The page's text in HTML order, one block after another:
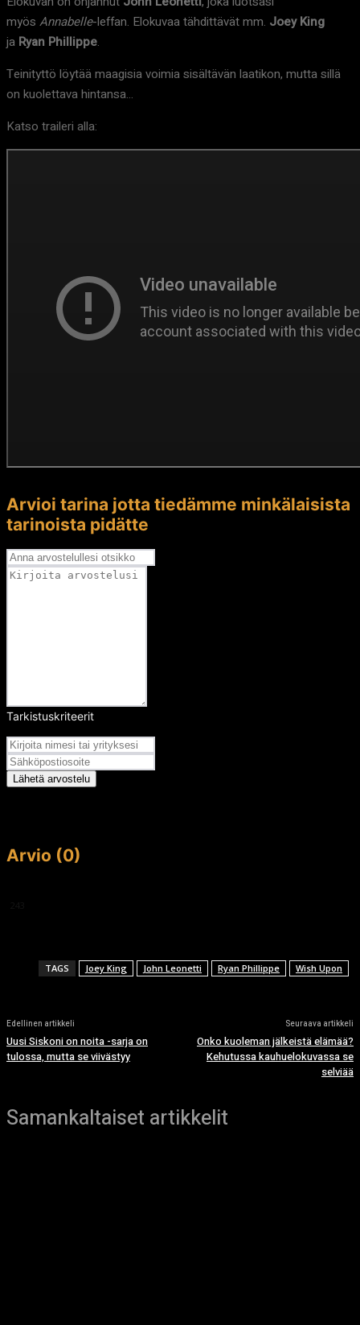
myös Annabelle-leffan. Elokuvaa tähdittävät mm. Joey King
ja Ryan Phillippe.
Teinityttö löytää maagisia voimia sisältävän laatikon, mutta sillä
on kuolettava hintansa…
Katso traileri alla:
Arvioi tarina jotta tiedämme minkälaisista
tarinoista pidätte
Tarkistuskriteerit
Lähetä arvostelu
Arvio (0)
TAGS Joey King John Leonetti Ryan Phillippe Wish Upon
Edellinen artikkeli
Uusi Siskoni on noita -sarja on
tulossa, mutta se viivästyy
Seuraava artikkeli
Onko kuoleman jälkeistä elämää?
Kehutussa kauhuelokuvassa se
selviää
Samankaltaiset artikkelit